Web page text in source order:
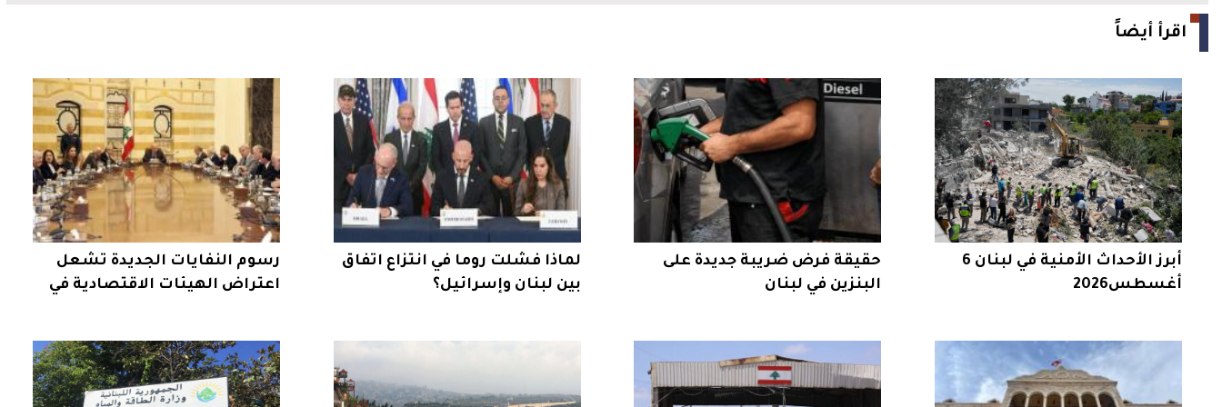
اقرأ أيضاً
أبرز الأحداث الأمنية في لبنان 6
أغسطس2026
حقيقة فرض ضريبة جديدة على
البنزين في لبنان
لماذا فشلت روما في انتزاع اتفاق
بين لبنان وإسرائيل؟
رسوم النفايات الجديدة تشعل
اعتراض الهيئات الاقتصادية في